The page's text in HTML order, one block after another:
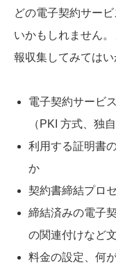
どの電子契約サー
いかもしれません
報収集してみてはい
電子契約サービ
（PKI 方式、独自
利用する証明書
か
契約書締結プロ
締結済みの電子
の関連付けなど
料金の設定、何